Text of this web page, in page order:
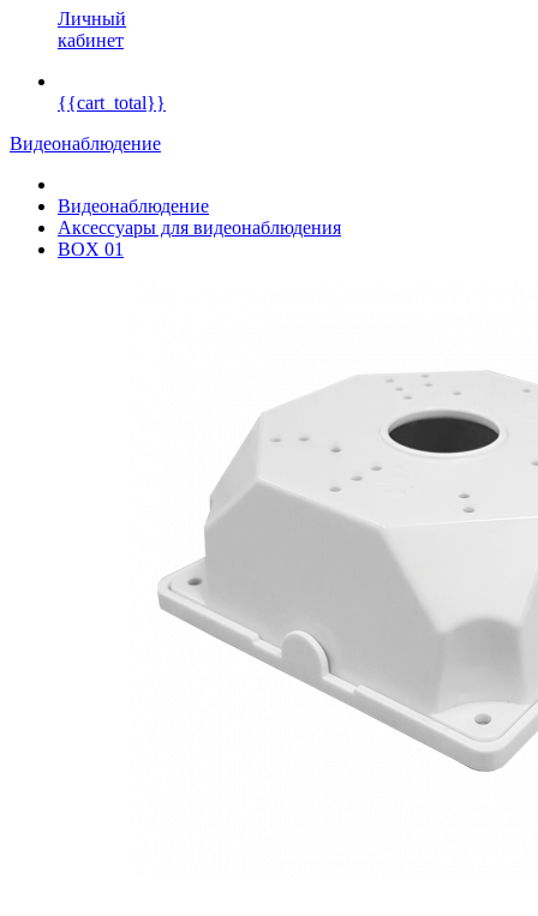
Личный
кабинет
{{cart_total}}
Видеонаблюдение
Видеонаблюдение
Аксессуары для видеонаблюдения
BOX 01